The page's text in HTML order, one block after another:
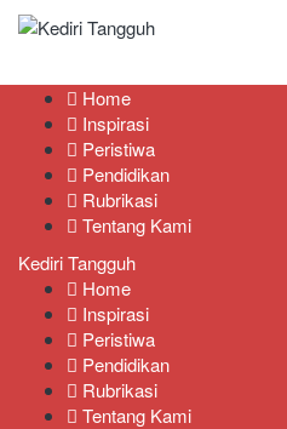
Home
Inspirasi
Peristiwa
Pendidikan
Rubrikasi
Tentang Kami
Kediri Tangguh
Home
Inspirasi
Peristiwa
Pendidikan
Rubrikasi
Tentang Kami